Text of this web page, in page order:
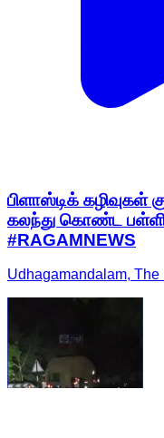
பிளாஸ்டிக் கழிவுகள்
கலந்து கொண்ட
#RAGAMNEWS
Udhagamandalam,